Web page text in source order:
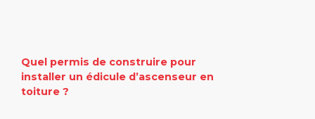
Quel permis de construire pour
installer un édicule d’ascenseur en
toiture ?